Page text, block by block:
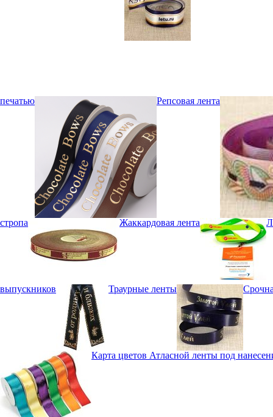
печатью Репсовая лента
стропа Жаккардовая лента
выпускников Траурные ленты
Карта цветов Атласной ленты под